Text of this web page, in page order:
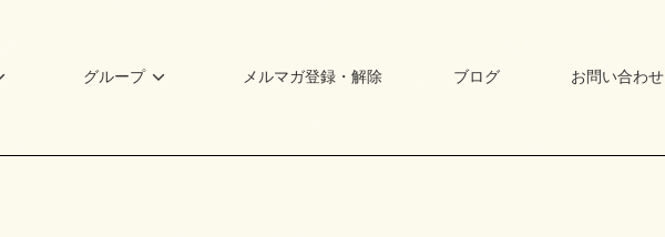
グループ メルマガ登録・解除 ブログ お問い合わせ